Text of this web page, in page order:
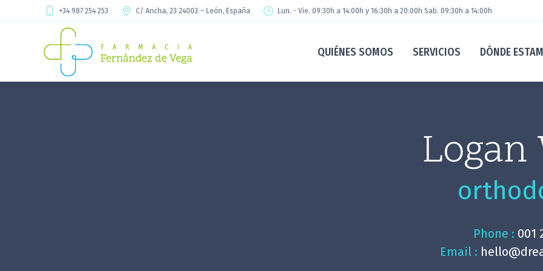
+34 987 254 253 C/ Ancha, 23 24003 – León, España Lun. - Vie. 09:30h a 14:00h y 16:30h a 20:00h Sab. 09:30h a 14:00h
QUIÉNES SOMOS SERVICIOS DÓNDE
Phone : 001
Email :